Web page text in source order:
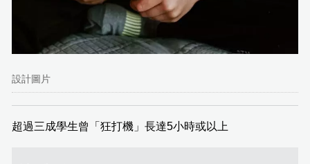
設計圖片
超過三成學生曾「狂打機」長達5小時或以上